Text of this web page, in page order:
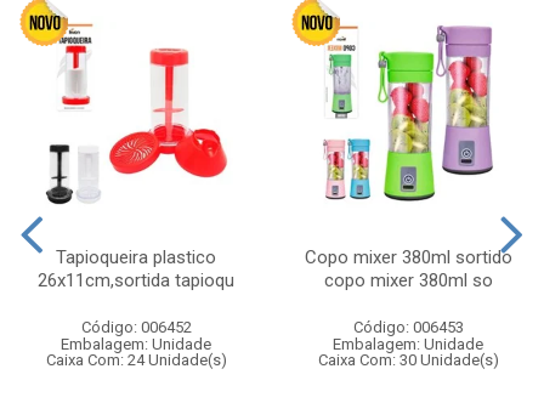
Tapioqueira plastico
26x11cm,sortida tapioqu
Código: 006452
Embalagem: Unidade
Caixa Com: 24 Unidade(s)
Copo mixer 380ml sortido
copo mixer 380ml so
Código: 006453
Embalagem: Unidade
Caixa Com: 30 Unidade(s)